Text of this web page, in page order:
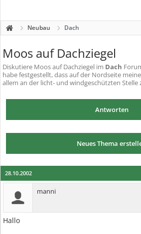
Neubau Dach
Moos auf Dachziegel
Diskutiere Moos auf Dachziegel im Dach
habe festgestellt, dass auf der Nordseite
allem an der licht- und windgeschützten Stelle
Antworten
Neues Thema
28.10.2002
manni
Hallo